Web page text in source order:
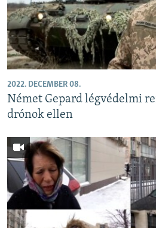
EURÓPAI UNIÓ
VILÁG
KLÍMAVÁLTOZÁS
KÖVESSEN MINKET!
Valamennyi RFE/RL weboldal
2022. DECEMBER 08.
Német Gepard légvédelmi
drónok ellen